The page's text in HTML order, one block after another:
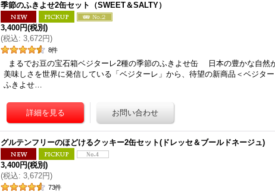
季節のふきよせ2缶セット（SWEET＆SALTY）
3,400円(税別)
(税込: 3,672円)
8件
まるでお豆の宝石箱ベジターレ2種の季節のふきよせ缶 日本の豊かな自然
美味しさを世界に発信している「ベジターレ」から、待望の新商品＜ベジタ
ふきよせ…
グルテンフリーのほどけるクッキー2缶セット(ドレッセ＆ブールドネージュ)
3,400円(税別)
(税込: 3,672円)
73件